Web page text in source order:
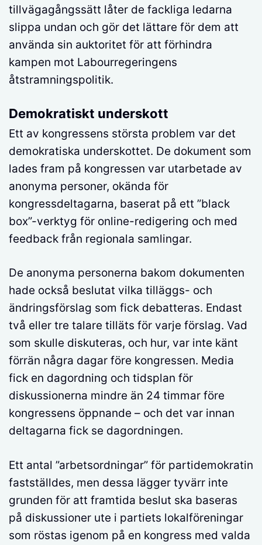
tillvägagångssätt låter de fackliga ledarna
slippa undan och gör det lättare för dem att
använda sin auktoritet för att förhindra
kampen mot Labourregeringens
åtstramningspolitik.
Demokratiskt underskott
Ett av kongressens största problem var det
demokratiska underskottet. De dokument som
lades fram på kongressen var utarbetade av
anonyma personer, okända för
kongressdeltagarna, baserat på ett ”black
box”-verktyg för online-redigering och med
feedback från regionala samlingar.
De anonyma personerna bakom dokumenten
hade också beslutat vilka tilläggs- och
ändringsförslag som fick debatteras. Endast
två eller tre talare tilläts för varje förslag. Vad
som skulle diskuteras, och hur, var inte känt
förrän några dagar före kongressen. Media
fick en dagordning och tidsplan för
diskussionerna mindre än 24 timmar före
kongressens öppnande – och det var innan
deltagarna fick se dagordningen.
Ett antal ”arbetsordningar” för partidemokratin
fastställdes, men dessa lägger tyvärr inte
grunden för att framtida beslut ska baseras
på diskussioner ute i partiets lokalföreningar
som röstas igenom på en kongress med valda